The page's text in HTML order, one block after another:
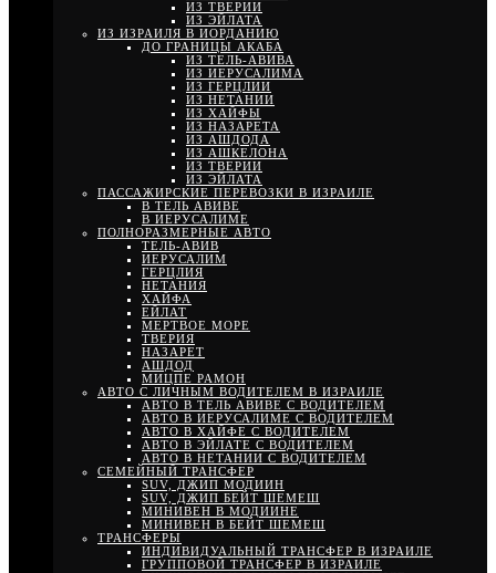
ИЗ ТВЕРИИ
ИЗ ЭЙЛАТА
ИЗ ИЗРАИЛЯ В ИОРДАНИЮ
ДО ГРАНИЦЫ АКАБА
ИЗ ТЕЛЬ-АВИВА
ИЗ ИЕРУСАЛИМА
ИЗ ГЕРЦЛИИ
ИЗ НЕТАНИИ
ИЗ ХАЙФЫ
ИЗ НАЗАРЕТА
ИЗ АШДОДА
ИЗ АШКЕЛОНА
ИЗ ТВЕРИИ
ИЗ ЭЙЛАТА
ПАССАЖИРСКИЕ ПЕРЕВОЗКИ В ИЗРАИЛЕ
В ТЕЛЬ АВИВЕ
В ИЕРУСАЛИМЕ
ПОЛНОРАЗМЕРНЫЕ АВТО
ТЕЛЬ-АВИВ
ИЕРУСАЛИМ
ГЕРЦЛИЯ
НЕТАНИЯ
ХАЙФА
ЕЙЛАТ
МЕРТВОЕ МОРЕ
ТВЕРИЯ
НАЗАРЕТ
АШДОД
МИЦПЕ РАМОН
АВТО С ЛИЧНЫМ ВОДИТЕЛЕМ В ИЗРАИЛЕ
АВТО В ТЕЛЬ АВИВЕ С ВОДИТЕЛЕМ
АВТО В ИЕРУСАЛИМЕ С ВОДИТЕЛЕМ
АВТО В ХАЙФЕ С ВОДИТЕЛЕМ
АВТО В ЭЙЛАТЕ С ВОДИТЕЛЕМ
АВТО В НЕТАНИИ С ВОДИТЕЛЕМ
СЕМЕЙНЫЙ ТРАНСФЕР
SUV, ДЖИП МОДИИН
SUV, ДЖИП БЕЙТ ШЕМЕШ
МИНИВЕН В МОДИИНЕ
МИНИВЕН В БЕЙТ ШЕМЕШ
ТРАНСФЕРЫ
ИНДИВИДУАЛЬНЫЙ ТРАНСФЕР В ИЗРАИЛЕ
ГРУППОВОЙ ТРАНСФЕР В ИЗРАИЛЕ